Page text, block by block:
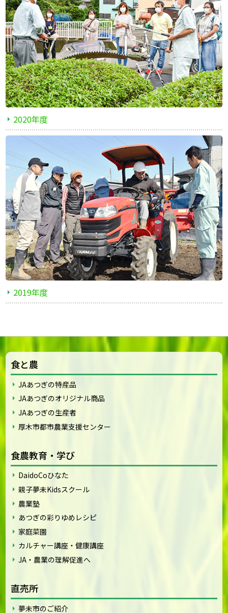
2020年度
2019年度
食と農
JAあつぎの特産品
JAあつぎのオリジナル商品
JAあつぎの生産者
厚木市都市農業支援センター
食農教育・学び
DaidoCoひなた
親子夢未Kidsスクール
農業塾
あつぎの彩りゆめレシピ
家庭菜園
カルチャー講座・健康講座
JA・農業の理解促進へ
直売所
夢未市のご紹介